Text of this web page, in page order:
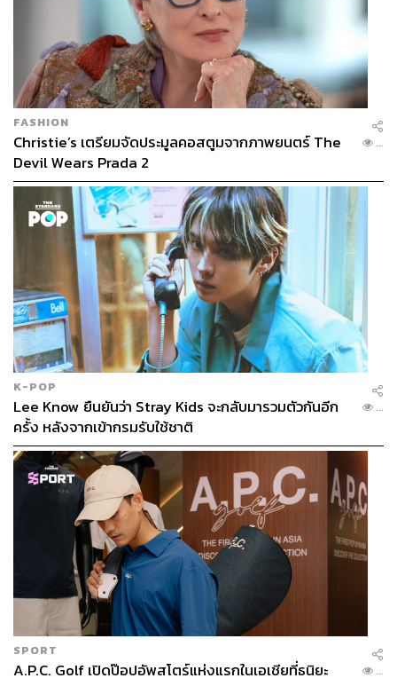
FASHION
Christie’s เตรียมจัดประมูลคอสตูมจากภาพยนตร์ The
Devil Wears Prada 2
...
K-POP
Lee Know ยืนยันว่า Stray Kids จะกลับมารวมตัวกันอีก
ครั้ง หลังจากเข้ากรมรับใช้ชาติ
...
SPORT
A.P.C. Golf เปิดป๊อปอัพสโตร์แห่งแรกในเอเชียที่ธนิยะ ...